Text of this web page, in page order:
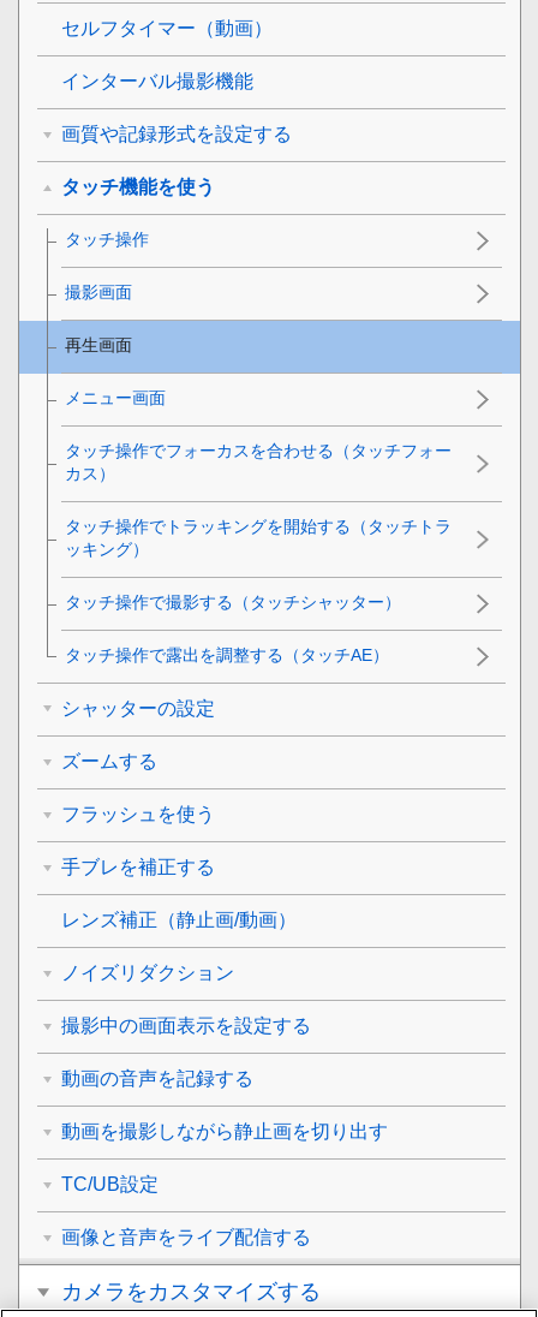
セルフタイマー （動画）
インターバル撮影機能
画質や記録形式を設定する
タッチ機能を使う
タッチ操作
撮影画面
再生画面
メニュー画面
タッチ操作でフォーカスを合わせる（ タッチフォー
カス ）
タッチ操作でトラッキングを開始する（ タッチトラ
ッキング）
タッチ操作で撮影する（ タッチシャッター）
タッチ操作で露出を調整する（タッチAE）
シャッターの設定
ズームする
フラッシュを使う
手ブレを補正する
レンズ補正 （静止画/動画）
ノイズリダクション
撮影中の画面表示を設定する
動画の音声を記録する
動画を撮影しながら静止画を切り出す
TC/UB設定
画像と音声をライブ配信する
カメラをカスタマイズする